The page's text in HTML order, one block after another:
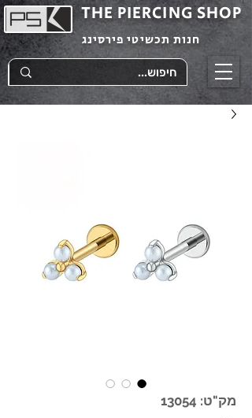
THE PIERCING SHOP
חנות תכשיטי פירסינג
מק"ט: 13054